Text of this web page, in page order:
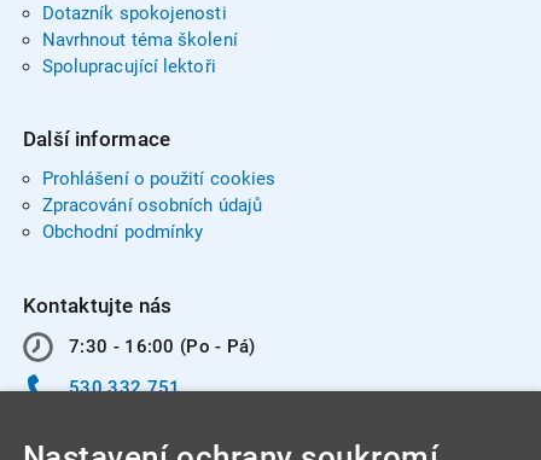
Dotazník spokojenosti
Navrhnout téma školení
Spolupracující lektoři
Další informace
Prohlášení o použití cookies
Zpracování osobních údajů
Obchodní podmínky
Kontaktujte nás
7:30 - 16:00 (Po - Pá)
530 332 751